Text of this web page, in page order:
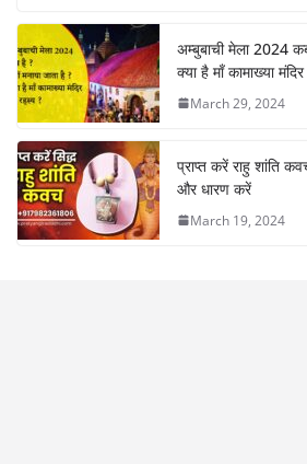
अम्बुबाची मेला 2024
क्या है माँ कामाख्या
March 29, 2024
प्राप्त करें राहु शांति
और धारण करें
March 19, 2024